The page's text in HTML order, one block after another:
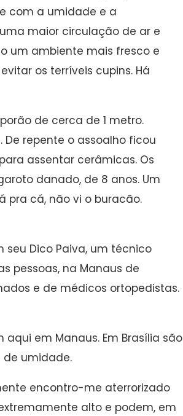
com a umidade e a
maior circulação de ar e
um ambiente mais fresco e
os terríveis cupins. Há
de cerca de 1 metro.
repente o assoalho ficou
assentar cerâmicas. Os
danado, de 8 anos. Um
pra cá, não vi o buracão.
seu Dico Paiva, um técnico
pessoas, na Manaus de
e de médicos ortopedistas.
em Manaus. Em Brasília são
de umidade.
encontro-me aterrorizado
alto e podem, em